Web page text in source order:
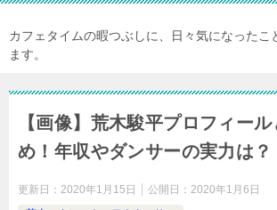
カフェタイムの暇つぶしに、日々気になったこ
ます。
【画像】荒木駿平プロフィー
め！年収やダンサーの実力は？
更新日： 2020年1月15日 公開日： 2020年1月6日